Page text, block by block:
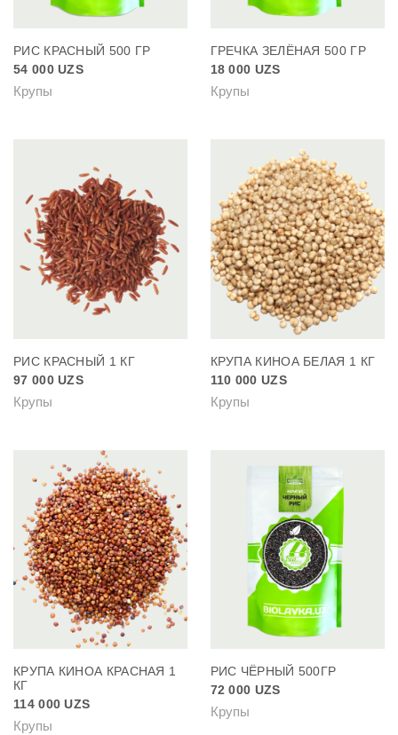
РИС КРАСНЫЙ 500 ГР
54 000UZS
Крупы
ГРЕЧКА ЗЕЛЁНАЯ 500 ГР
18 000 UZS
Крупы
РИС КРАСНЫЙ 1 КГ
97 000UZS
Крупы
КРУПА КИНОА БЕЛАЯ 1 КГ
110 000 UZS
Крупы
КРУПА КИНОА КРАСНАЯ 1
КГ
114 000UZS
Крупы
РИС ЧЁРНЫЙ 500ГР
72 000 UZS
Крупы